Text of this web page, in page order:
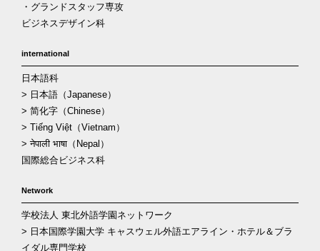
・グランドスタッフ専攻
ビジネスデザイン科
international
日本語科
> 日本語（Japanese）
> 简化字（Chinese）
> Tiếng Việt（Vietnam）
> नेपाली भाषा（Nepal）
国際総合ビジネス科
Network
学校法人 東北外語学園ネットワーク
> 日本国際学園大学 キャスウェル外語エアライン・ホテル＆ブラ
イダル専門学校